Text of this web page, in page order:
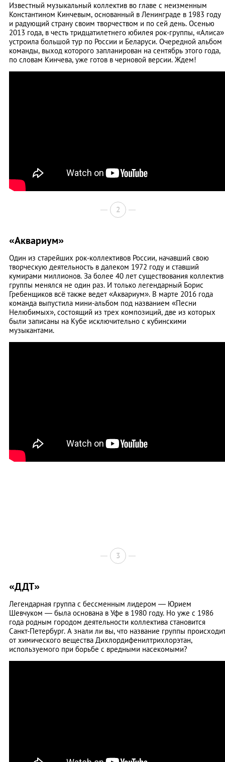
Известный музыкальный коллектив во главе с неизменным
Константином Кинчевым, основанный в Ленинграде в 1983 году
и радующий страну своим творчеством и по сей день. Осенью
2013 года, в честь тридцатилетнего юбилея рок-группы, «Алиса»
устроила большой тур по России и Беларуси. Очередной альбом
команды, выход которого запланирован на сентябрь этого года,
по словам Кинчева, уже готов в черновой версии. Ждем!
2
«Аквариум»
Один из старейших рок-коллективов России, начавший свою
творческую деятельность в далеком 1972 году и ставший
кумирами миллионов. За более 40 лет существования коллектив
группы менялся не один раз. И только легендарный Борис
Гребенщиков всё также ведет «Аквариум». В марте 2016 года
команда выпустила мини-альбом под названием «Песни
Нелюбимых», состоящий из трех композиций, две из которых
были записаны на Кубе исключительно с кубинскими
музыкантами.
3
«ДДТ»
Легендарная группа с бессменным лидером — Юрием
Шевчуком — была основана в Уфе в 1980 году. Но уже с 1986
года родным городом деятельности коллектива становится
Санкт-Петербург. А знали ли вы, что название группы
от химического вещества Дихлордифенилтрихлорэтан,
используемого при борьбе с вредными насекомыми?